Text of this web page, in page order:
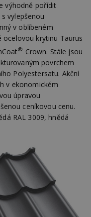
výhodně pořídit
vylepšenou
v oblíbeném
ocelovou krytinu Taurus
® Crown. Stále jsou
povrchem
Polyestersatu. Akční
v ekonomickém
úpravou
ceníkovou cenu.
RAL 3009, hnědá